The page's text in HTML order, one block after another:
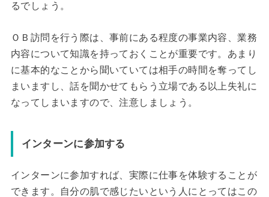
るでしょう。
ＯＢ訪問を行う際は、事前にある程度の事業内容、業務
内容について知識を持っておくことが重要です。あまり
に基本的なことから聞いていては相手の時間を奪ってし
まいますし、話を聞かせてもらう立場である以上失礼に
なってしまいますので、注意しましょう。
インターンに参加する
インターンに参加すれば、実際に仕事を体験することが
できます。自分の肌で感じたいという人にとってはこの